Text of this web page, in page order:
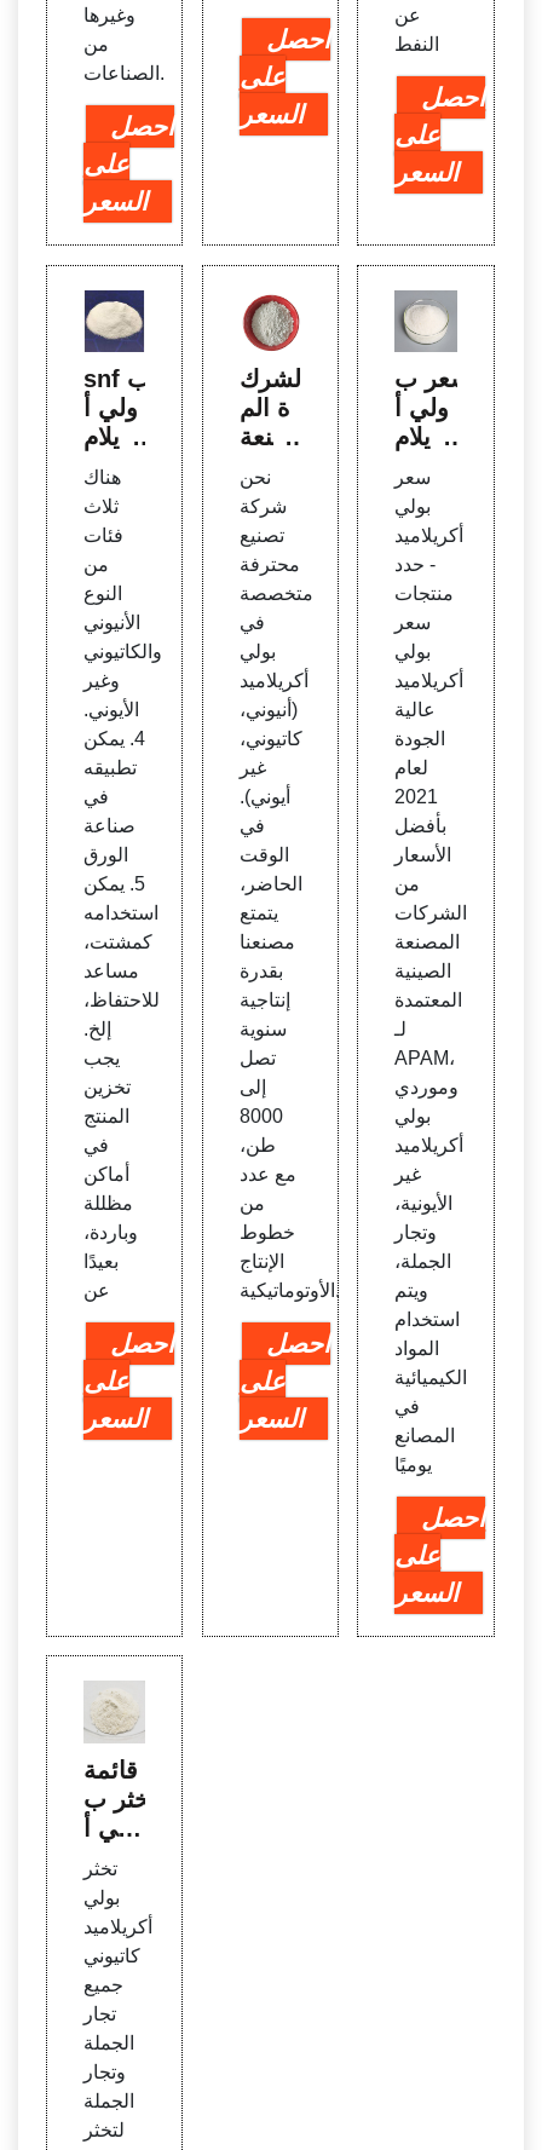
وغيرها
من
الصناعات.
احصل
على
السعر
احصل
على
السعر
عن
النفط
احصل
على
السعر
snf ب
ولي أ
كريلام
يد كاتي
وني،
snf ب
كريلام
يد كاتي
وني
هناك
ثلاث
فئات
من
النوع
الأنيوني
والكاتيوني
وغير
الأيوني.
4. يمكن
تطبيقه
في
صناعة
الورق
5. يمكن
استخدامه
كمشتت،
مساعد
للاحتفاظ،
إلخ.
يجب
تخزين
المنتج
في
أماكن
مظللة
وباردة،
بعيدًا
عن
احصل
على
السعر
الشرك
ة الم
صنعة
ر الطب
خ، بول
يمر أن
يوني،
مورد
بوليمر
عالي
اللزو
جة -
Liao
chen
g Yo
ngxi
ng E
nviro
nme
Prote
ction
Scie
nce a
nd T
echn
olog
نحن
شركة
تصنيع
محترفة
متخصصة
في
بولي
أكريلاميد
(أنيوني،
كاتيوني،
غير
أيوني).
في
الوقت
الحاضر،
يتمتع
مصنعنا
بقدرة
إنتاجية
سنوية
تصل
إلى
8000
طن،
مع عدد
من
خطوط
الإنتاج
الأوتوماتيكية.
احصل
على
السعر
سعر ب
ولي أ
كريلام
21 س
عر بول
ي أكر
يلاميد
المصن
عين&
المور
دون
سعر
بولي
أكريلاميد
- حدد
منتجات
سعر
بولي
أكريلاميد
عالية
الجودة
لعام
2021
بأفضل
الأسعار
من
الشركات
المصنعة
الصينية
المعتمدة
لـ
APAM،
وموردي
بولي
أكريلاميد
غير
الأيونية،
وتجار
الجملة،
ويتم
استخدام
المواد
الكيميائية
في
المصانع
يوميًا
احصل
على
السعر
قائمة
تخثر ب
ولي أ
كريلام
يد كاتي
وني -
تخثر ب
ولي أ
كريلام
يد كاتي
وني ل
لبيع
تخثر
بولي
أكريلاميد
كاتيوني
جميع
تجار
الجملة
وتجار
الجملة
لتخثر